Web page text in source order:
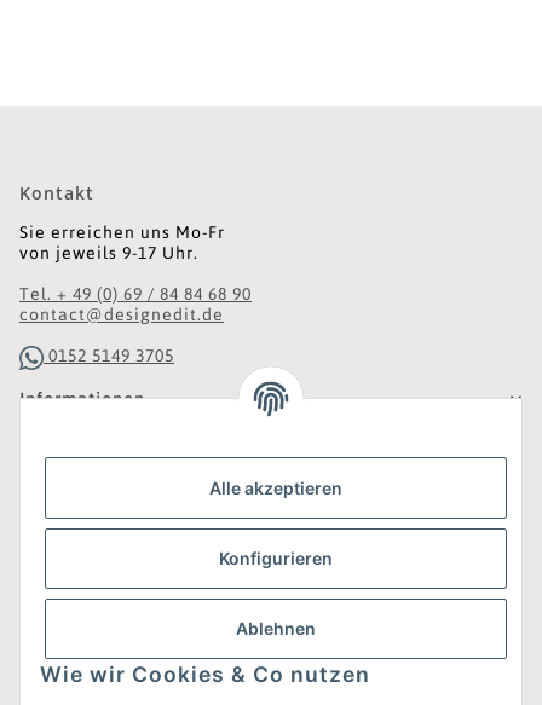
Alle akzeptieren
Konfigurieren
Ablehnen
Wie wir Cookies & Co nutzen
Kontakt
Sie erreichen uns Mo-Fr
von jeweils 9-17 Uhr.
Tel. + 49 (0) 69 / 84 84 68 90
contact@designedit.de
0152 5149 3705
Informationen
Gesetzliche Informationen
Was ist DesignEdit_?
Eine Online-Boutique für individuelles Design.
Ausgewählte Designer-Möbel und Accessoires, neue und
gebrauchte Designklassiker, die Entdeckung
unbekannter Manufakturen und Interior-Schätze aus
aller Welt sowie ein Blogazine mit jeder Menge
Inspiration.